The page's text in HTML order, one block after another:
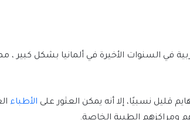
في السنوات الأخيرة في ألمانيا بشكل كبير
قليل نسبيًا، إلا أنه يمكن العثور على الأطباء
ومراكزهم الطبية الخاصة.